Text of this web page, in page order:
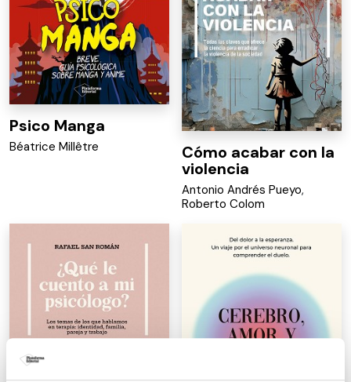
Psico Manga
Béatrice Millêtre
Cómo acabar con la
violencia
Antonio Andrés Pueyo,
Roberto Colom